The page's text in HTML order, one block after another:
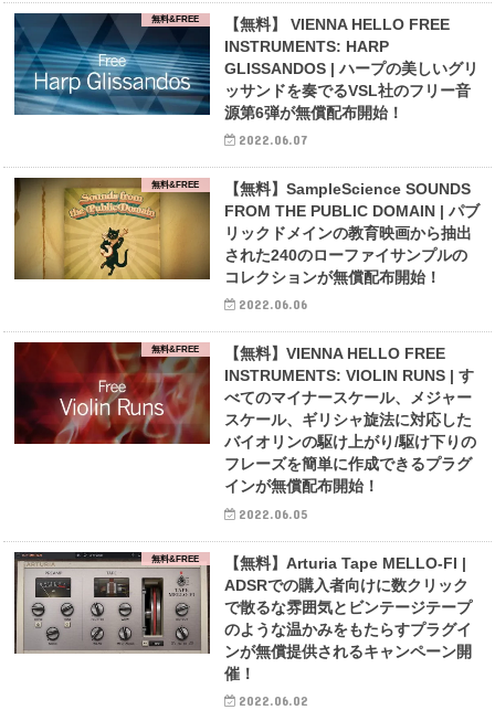
無料&FREE
【無料】 VIENNA HELLO FREE
INSTRUMENTS: HARP
GLISSANDOS | ハープの美しいグリ
ッサンドを奏でるVSL社のフリー音
源第6弾が無償配布開始！
2022.06.07
無料&FREE
【無料】SampleScience SOUNDS
FROM THE PUBLIC DOMAIN | パブ
リックドメインの教育映画から抽出
された240のローファイサンプルの
コレクションが無償配布開始！
2022.06.06
無料&FREE
【無料】VIENNA HELLO FREE
INSTRUMENTS: VIOLIN RUNS | す
べてのマイナースケール、メジャー
スケール、ギリシャ旋法に対応した
バイオリンの駆け上がり/駆け下りの
フレーズを簡単に作成できるプラグ
インが無償配布開始！
2022.06.05
無料&FREE
【無料】Arturia Tape MELLO-FI |
ADSRでの購入者向けに数クリック
で散るな雰囲気とビンテージテープ
のような温かみをもたらすプラグイ
ンが無償提供されるキャンペーン開
催！
2022.06.02